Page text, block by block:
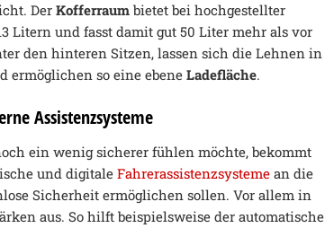
DerKofferraum bietet bei hochgestellter
Litern und fasst damit gut 50 Liter mehr als vor
den hinteren Sitzen, lassen sich die Lehnen in
ermöglichen so eine ebeneLadefläche.
Assistenzsysteme
ein wenig sicherer fühlen möchte, bekommt
und digitaleFahrerassistenzsysteme an die
Sicherheit ermöglichen sollen. Vor allem in
aus. So hilft beispielsweise der automatische